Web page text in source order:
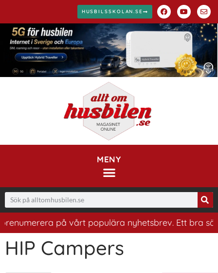
HUSBILSSKOLAN.SE
MENY
på vårt populära nyhetsbrev. Ett bra sätt
HIP Campers